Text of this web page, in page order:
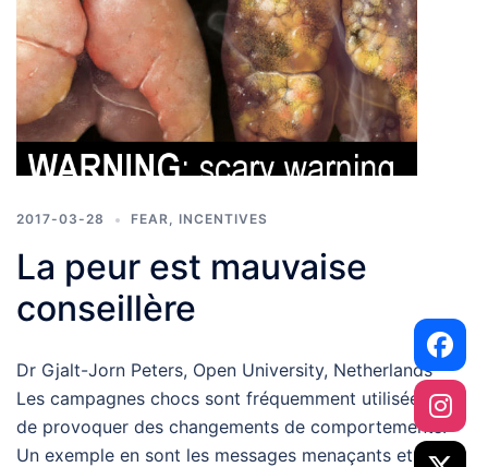
2017-03-28 FEAR, INCENTIVES
La peur est mauvaise
conseillère
Dr Gjalt-Jorn Peters, Open University, Netherlands
Les campagnes chocs sont fréquemment utilisées afin
de provoquer des changements de comportements.
Un exemple en sont les messages menaçants et